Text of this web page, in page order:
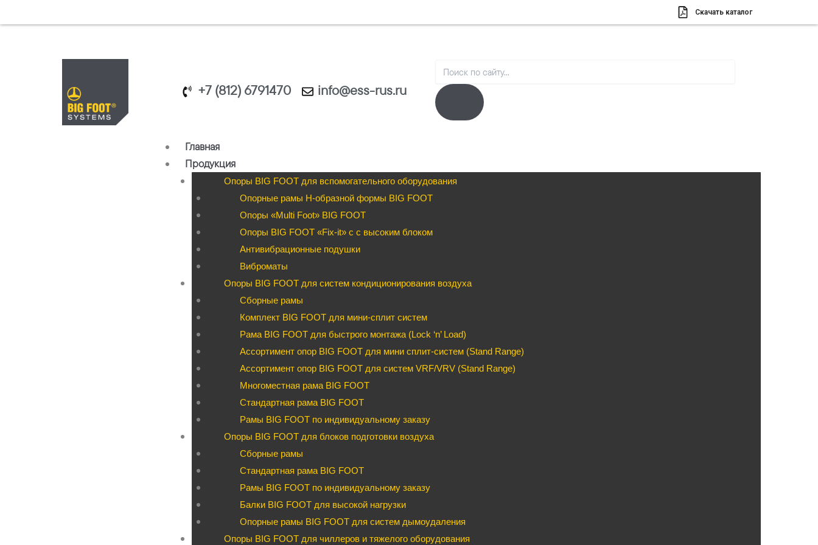
к
Скачать каталог
+7 (812) 6791470 info@ess-rus.ru
Главная
Продукция
Опоры BIG FOOT для вспомогательного оборудования
Опорные рамы H-образной формы BIG FOOT
Опоры «Multi Foot» BIG FOOT
Опоры BIG FOOT «Fix-it» c с высоким блоком
Антивибрационные подушки
Виброматы
Опоры BIG FOOT для систем кондиционирования воздуха
Сборные рамы
Комплект BIG FOOT для мини-сплит систем
Рама BIG FOOT для быстрого монтажа (Lock ‘n’ Load)
Ассортимент опор BIG FOOT для мини сплит-систем (Stand Range)
Ассортимент опор BIG FOOT для систем VRF/VRV (Stand Range)
Многоместная рама BIG FOOT
Стандартная рама BIG FOOT
Рамы BIG FOOT по индивидуальному заказу
Опоры BIG FOOT для блоков подготовки воздуха
Сборные рамы
Стандартная рама BIG FOOT
Рамы BIG FOOT по индивидуальному заказу
Балки BIG FOOT для высокой нагрузки
Опорные рамы BIG FOOT для систем дымоудаления
Опоры BIG FOOT для чиллеров и тяжелого оборудования